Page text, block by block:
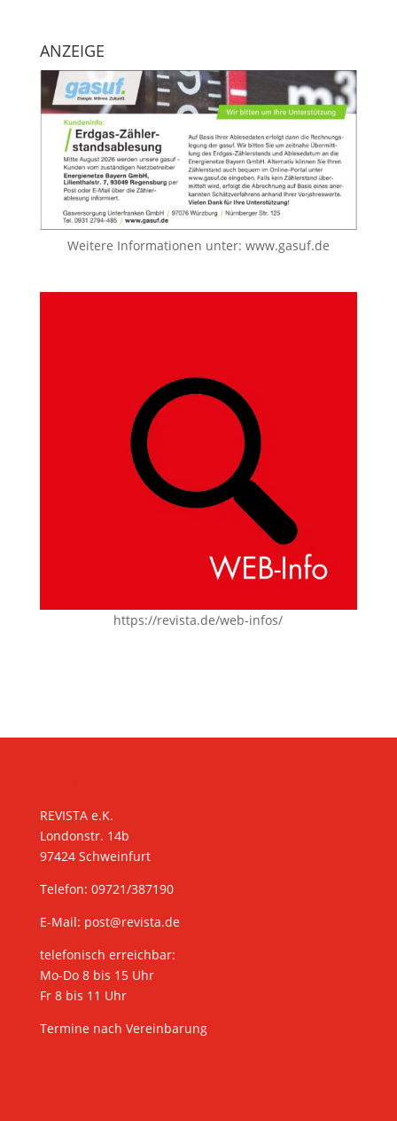
ANZEIGE
Weitere Informationen unter: www.gasuf.de
https://revista.de/web-infos/
REVISTA e.K.
Londonstr. 14b
97424 Schweinfurt
Telefon: 09721/387190
E-Mail: post@revista.de
telefonisch erreichbar:
Mo-Do 8 bis 15 Uhr
Fr 8 bis 11 Uhr
Termine nach Vereinbarung